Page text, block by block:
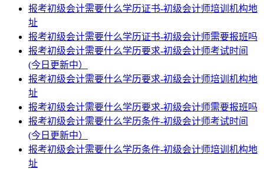
报考初级会计需要什么学历证书-初级会计师培训机构地
址
报考初级会计需要什么学历证书-初级会计师需要报班吗
报考初级会计需要什么学历要求-初级会计师考试时间
(今日更新中）
报考初级会计需要什么学历要求-初级会计师培训机构地
址
报考初级会计需要什么学历要求-初级会计师需要报班吗
报考初级会计需要什么学历条件-初级会计师考试时间
(今日更新中）
报考初级会计需要什么学历条件-初级会计师培训机构地
址